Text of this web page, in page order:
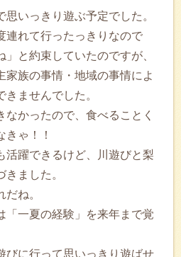
いっきり遊ぶ予定でした。
連れて行ったっきりなので
」と約束していたのですが、
家族の事情・地域の事情によ
ませんでした。
なかったので、食べることく
きゃ！！
活躍できるけど、川遊びと梨
ました。
ね。
「一夏の経験」を来年まで覚
びに行って思いっきり遊ばせ